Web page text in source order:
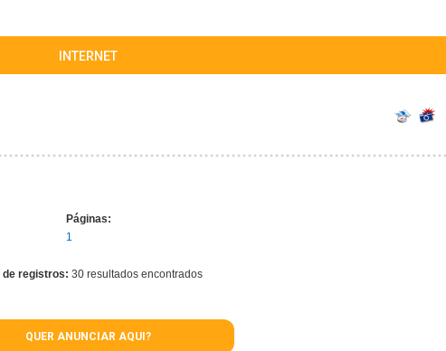
INTERNET
Páginas:
1
de registros: 30 resultados encontrados
QUER ANUNCIAR AQUI?